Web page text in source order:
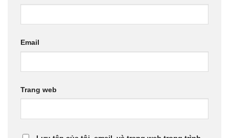
Email
Trang web